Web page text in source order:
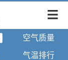
空气质量
气温排行